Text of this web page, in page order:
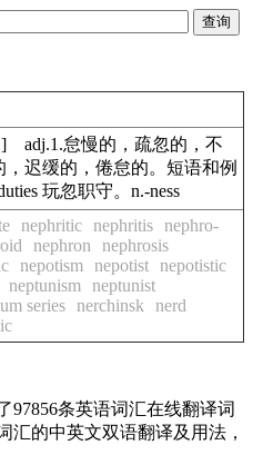
] adj.1.怠慢的，疏忽的，不
，迟缓的，倦怠的。短语和例
玩忽职守。n.-ness
nephritic nephritis
nephro-
nephron
nephrosis
nepotism nepotist
nepotistic
neptunism
neptunist
series nerchinsk
nerd
97856条英语词汇在线翻译词
汇的中英文双语翻译及用法，